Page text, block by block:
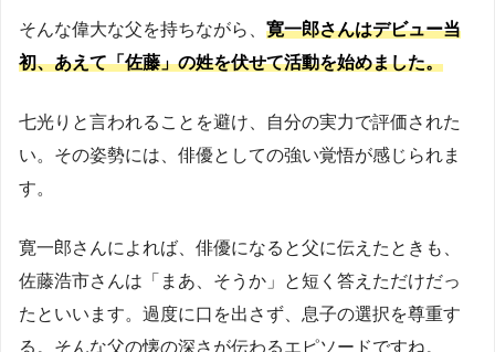
そんな偉大な父を持ちながら、 寛一郎さんはデビュー当
初、あえて「佐藤」の姓を伏せて活動を始めました。
七光りと言われることを避け、自分の実力で評価された
い。その姿勢には、俳優としての強い覚悟が感じられま
す。
寛一郎さんによれば、俳優になると父に伝えたときも、
佐藤浩市さんは「まあ、そうか」と短く答えただけだっ
たといいます。過度に口を出さず、息子の選択を尊重す
る。そんな父の懐の深さが伝わるエピソードですね。